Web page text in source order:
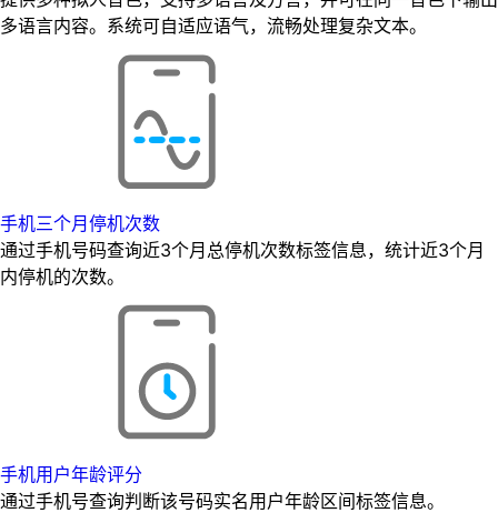
多语言内容。系统可自适应语气，流畅处理复杂文本。
手机三个月停机次数
通过手机号码查询近3个月总停机次数标签信息，统计近3个月
内停机的次数。
手机用户年龄评分
通过手机号查询判断该号码实名用户年龄区间标签信息。